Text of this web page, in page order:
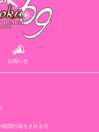
お知らせ
勧誘行為をされる方